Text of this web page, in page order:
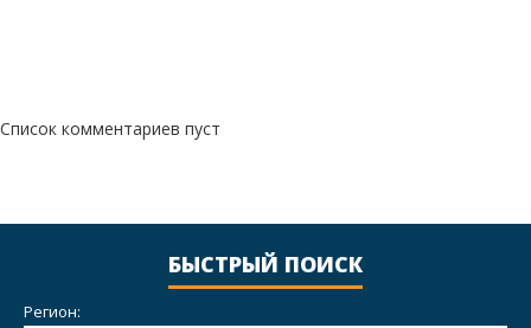
Список комментариев пуст
БЫСТРЫЙ ПОИСК
Регион: